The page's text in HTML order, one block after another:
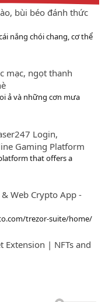
bùi béo đánh thức
nắng chói chang, cơ thể
mạc, ngọt thanh
ả và những cơn mưa
Login,
Gaming Platform
that offers a
Web Crypto App -
trezor-suite/home/
Extension | NFTs and